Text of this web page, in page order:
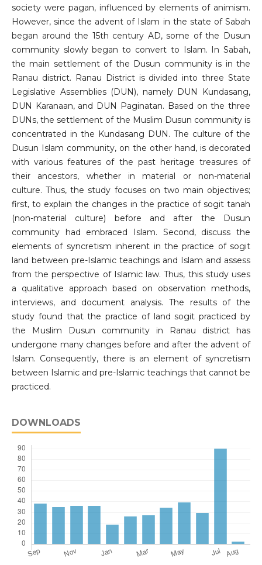
society were pagan, influenced by elements of animism.
However, since the advent of Islam in the state of Sabah
began around the 15th century AD, some of the Dusun
community slowly began to convert to Islam. In Sabah,
the main settlement of the Dusun community is in the
Ranau district. Ranau District is divided into three State
Legislative Assemblies (DUN), namely DUN Kundasang,
DUN Karanaan, and DUN Paginatan. Based on the three
DUNs, the settlement of the Muslim Dusun community is
concentrated in the Kundasang DUN. The culture of the
Dusun Islam community, on the other hand, is decorated
with various features of the past heritage treasures of
their ancestors, whether in material or non-material
culture. Thus, the study focuses on two main objectives;
first, to explain the changes in the practice of sogit tanah
(non-material culture) before and after the Dusun
community had embraced Islam. Second, discuss the
elements of syncretism inherent in the practice of sogit
land between pre-Islamic teachings and Islam and assess
from the perspective of Islamic law. Thus, this study uses
a qualitative approach based on observation methods,
interviews, and document analysis. The results of the
study found that the practice of land sogit practiced by
the Muslim Dusun community in Ranau district has
undergone many changes before and after the advent of
Islam. Consequently, there is an element of syncretism
between Islamic and pre-Islamic teachings that cannot be
practiced.
DOWNLOADS